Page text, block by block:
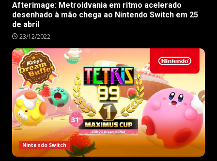
Afterimage: Metroidvania em ritmo acelerado
desenhado à mão chega ao Nintendo Switch em 25
de abril
23/12/2022
Nintendo Switch